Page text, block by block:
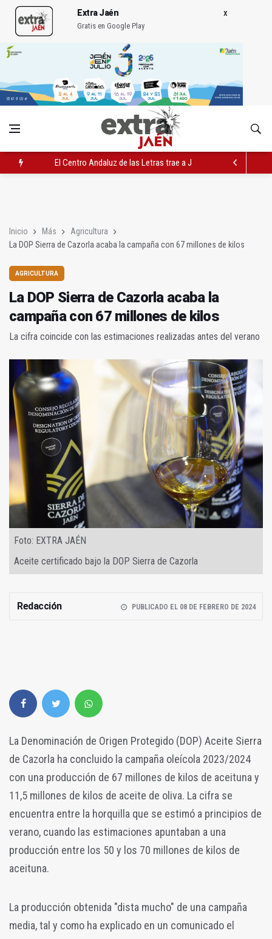
Extra Jaén
Gratis en Google Play
El Centro Andaluz de las Letras trae a Jaén al filósofo Omar
Inicio Más
Agricultura
La DOP Sierra de Cazorla acaba la campaña con 67 millones de kilos
AGRICULTURA
La DOP Sierra de Cazorla acaba la
campaña con 67 millones de kilos
La cifra coincide con las estimaciones realizadas antes del verano
Foto: EXTRA JAÉN
Aceite certificado bajo la DOP Sierra de Cazorla
Redacción PUBLICADO EL 08 DE FEBRERO DE 2024
La Denominación de Origen Protegido (DOP) Aceite Sierra
de Cazorla ha concluido la campaña oleícola 2023/2024
con una producción de 67 millones de kilos de aceituna y
11,5 millones de kilos de aceite de oliva. La cifra se
encuentra entre la horquilla que se estimó a principios de
verano, cuando las estimaciones apuntaban a una
producción entre los 50 y los 70 millones de kilos de
aceituna.
La producción obtenida "dista mucho" de una campaña
media, tal y como ha explicado en un comunicado el